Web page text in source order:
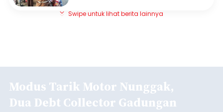
Swipe untuk lihat berita lainnya
Modus Tarik Motor Nunggak,
Dua Debt Collector Gadungan